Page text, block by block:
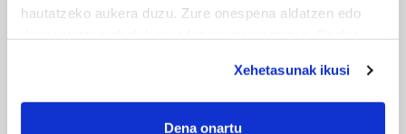
hautatzeko aukera duzu. Zure onespena aldatzen edo
If you allow, we would also like to:
Collect information about your geographical
Xehetasunak ikusi
Dena onartu